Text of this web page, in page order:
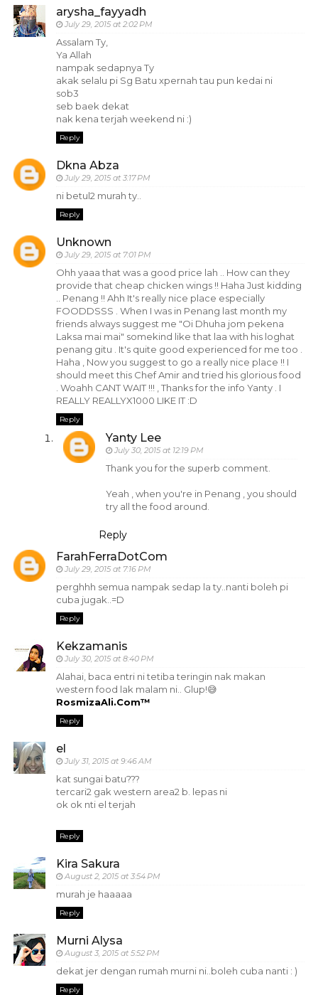
arysha_fayyadh
July 29, 2015 at 2:02 PM
Assalam Ty,
Ya Allah
nampak sedapnya Ty
akak selalu pi Sg Batu xpernah tau pun kedai ni
sob3
seb baek dekat
nak kena terjah weekend ni :)
Reply
Dkna Abza
July 29, 2015 at 3:17 PM
ni betul2 murah ty..
Reply
Unknown
July 29, 2015 at 7:01 PM
Ohh yaaa that was a good price lah .. How can they
provide that cheap chicken wings !! Haha Just kidding
.. Penang !! Ahh It's really nice place especially
FOODDSSS . When I was in Penang last month my
friends always suggest me "Oi Dhuha jom pekena
Laksa mai mai" somekind like that laa with his loghat
penang gitu . It's quite good experienced for me too .
Haha , Now you suggest to go a really nice place !! I
should meet this Chef Amir and tried his glorious food
. Woahh CANT WAIT !!! , Thanks for the info Yanty . I
REALLY REALLYX1000 LIKE IT :D
Reply
Yanty Lee
July 30, 2015 at 12:19 PM
Thank you for the superb comment.
Yeah , when you're in Penang , you should
try all the food around.
Reply
FarahFerraDotCom
July 29, 2015 at 7:16 PM
perghhh semua nampak sedap la ty..nanti boleh pi
cuba jugak..=D
Reply
Kekzamanis
July 30, 2015 at 8:40 PM
Alahai, baca entri ni tetiba teringin nak makan
western food lak malam ni.. Glup!😅
RosmizaAli.Com™
Reply
el
July 31, 2015 at 9:46 AM
kat sungai batu???
tercari2 gak western area2 b. lepas ni
ok ok nti el terjah
Reply
Kira Sakura
August 2, 2015 at 3:54 PM
murah je haaaaa
Reply
Murni Alysa
August 3, 2015 at 5:52 PM
dekat jer dengan rumah murni ni..boleh cuba nanti : )
Reply